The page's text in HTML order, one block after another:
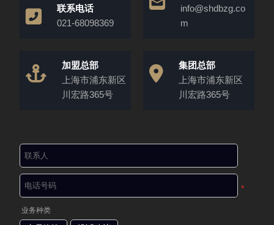
联系电话
021-68098369
info@shdbzg.co
m
加盟总部
上海市浦东新区
川宏路365号
集团总部
上海市浦东新区
川宏路365号
*
业务种类